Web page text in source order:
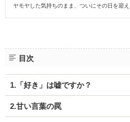
ヤモヤした気持ちのまま、ついにその日を迎
目次
1.「好き」は嘘ですか？
2.甘い言葉の罠